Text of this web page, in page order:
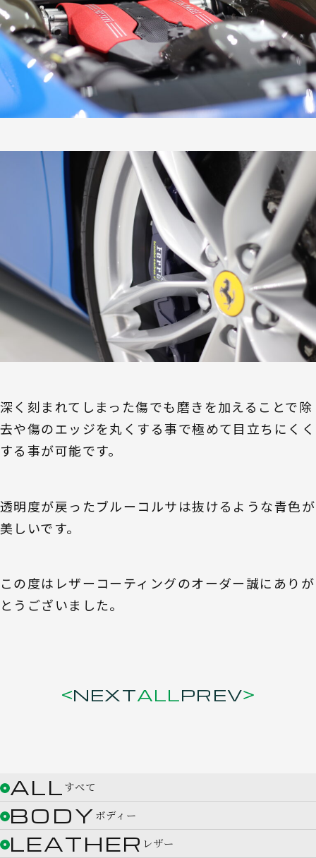
深く刻まれてしまった傷でも磨きを加えることで除
去や傷のエッジを丸くする事で極めて目立ちにくく
する事が可能です。
透明度が戻ったブルーコルサは抜けるような青色が
美しいです。
この度はレザーコーティングのオーダー誠にありが
とうございました。
NEXTALLPREV
ALL すべて
BODY ボディー
LEATHER レザー